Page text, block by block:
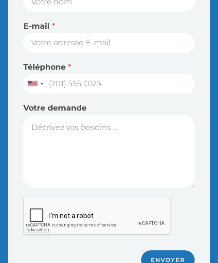
E-mail *
Téléphone *
Votre demande
ENVOYER